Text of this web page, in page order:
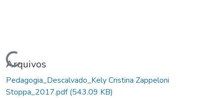
Carregando...
Arquivos
Pedagogia_Descalvado_Kely Cristina Zappeloni
Stoppa_2017.pdf(543.09 KB)